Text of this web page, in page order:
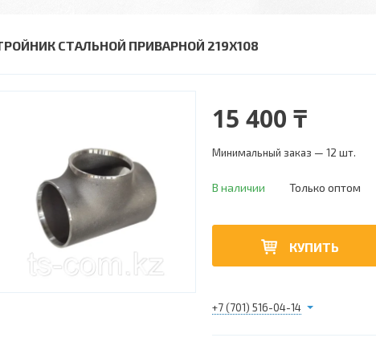
СТАЛЬНОЙ ПРИВАРНОЙ 219Х108
15 400 ₸
Минимальный заказ — 12 шт.
В наличии Только оптом
КУПИТЬ
+7 (701) 516-04-14